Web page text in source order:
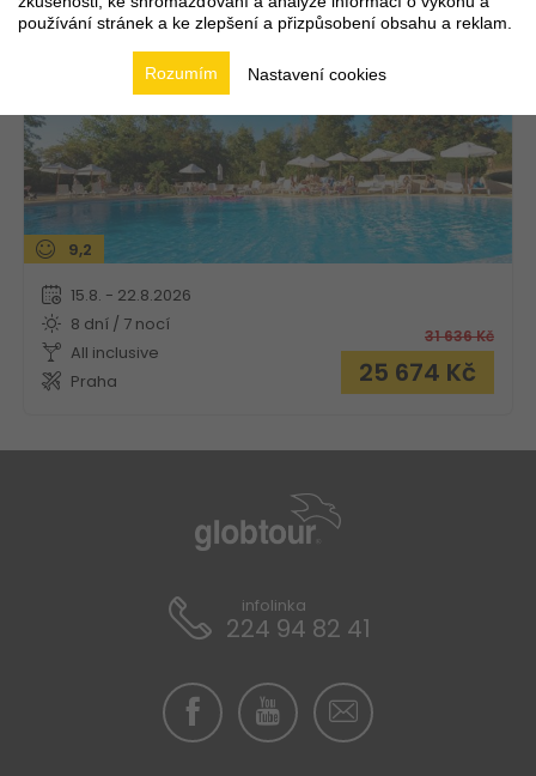
Bulharsko Nesebar
9,2
15.8. - 22.8.2026
8 dní / 7 nocí
All inclusive
Praha
31 636Kč
25 674 Kč
infolinka
224 94 82 41
používání stránek a ke zlepšení a přizpůsobení obsahu a reklam.
Nastavení cookies
Rozumím